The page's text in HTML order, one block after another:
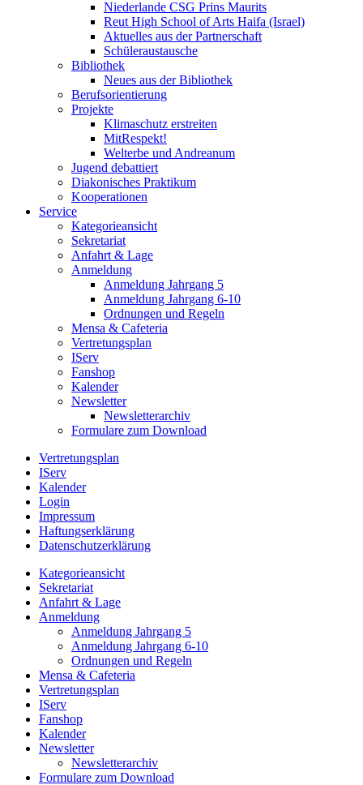
Niederlande CSG Prins Maurits
Reut High School of Arts Haifa (Israel)
Aktuelles aus der Partnerschaft
Schüleraustausche
Bibliothek
Neues aus der Bibliothek
Berufsorientierung
Projekte
Klimaschutz erstreiten
MitRespekt!
Welterbe und Andreanum
Jugend debattiert
Diakonisches Praktikum
Kooperationen
Service
Kategorieansicht
Sekretariat
Anfahrt & Lage
Anmeldung
Anmeldung Jahrgang 5
Anmeldung Jahrgang 6-10
Ordnungen und Regeln
Mensa & Cafeteria
Vertretungsplan
IServ
Fanshop
Kalender
Newsletter
Newsletterarchiv
Formulare zum Download
Vertretungsplan
IServ
Kalender
Login
Impressum
Haftungserklärung
Datenschutzerklärung
Kategorieansicht
Sekretariat
Anfahrt & Lage
Anmeldung
Anmeldung Jahrgang 5
Anmeldung Jahrgang 6-10
Ordnungen und Regeln
Mensa & Cafeteria
Vertretungsplan
IServ
Fanshop
Kalender
Newsletter
Newsletterarchiv
Formulare zum Download